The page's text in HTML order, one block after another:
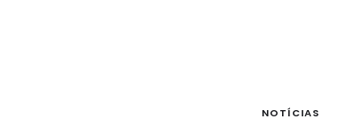
NOTÍCIAS